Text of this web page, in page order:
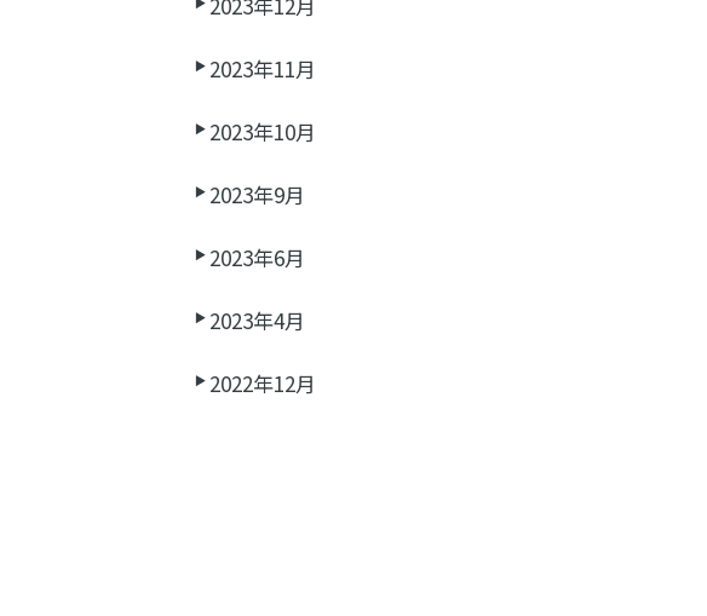
2023年11月
2023年10月
2023年9月
2023年6月
2023年4月
2022年12月